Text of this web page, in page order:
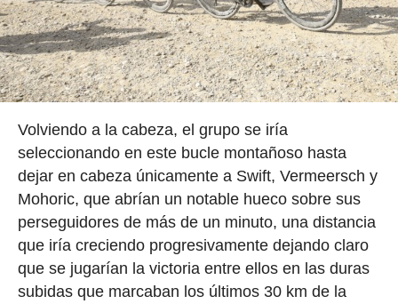
Volviendo a la cabeza, el grupo se iría
seleccionando en este bucle montañoso hasta
dejar en cabeza únicamente a Swift, Vermeersch y
Mohoric, que abrían un notable hueco sobre sus
perseguidores de más de un minuto, una distancia
que iría creciendo progresivamente dejando claro
que se jugarían la victoria entre ellos en las duras
subidas que marcaban los últimos 30 km de la